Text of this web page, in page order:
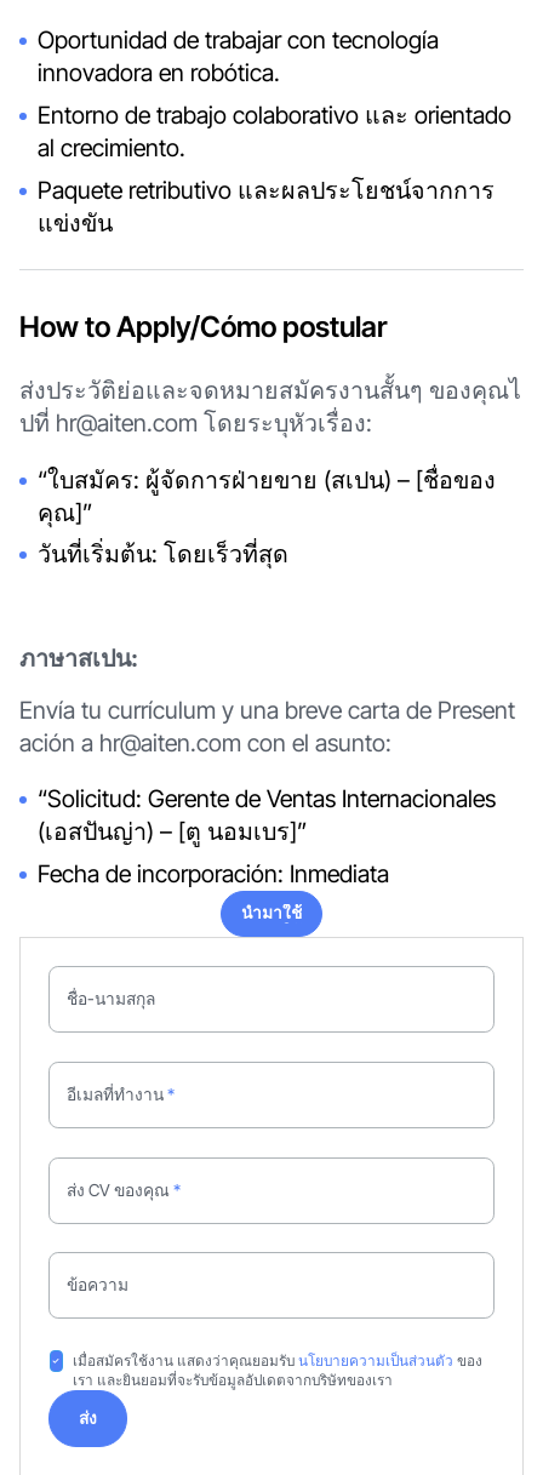
ชื่อ-นามสกุล
อีเมลที่ทำงาน*
ส่ง CV ของคุณ*
ข้อความ
เมื่อสมัครใช้งาน แสดงว่าคุณยอมรับ นโยบายความเป็นส่วนตัว ของ
เรา และยินยอมที่จะรับข้อมูลอัปเดตจากบริษัทของเรา
ส่ง
Oportunidad de trabajar con tecnología
innovadora en robótica.
Entorno de trabajo colaborativo และ orientado
al crecimiento.
Paquete retributivo และผลประโยชน์จากการ
แข่งขัน
How to Apply/Cómo postular
ส่งประวัติย่อและจดหมายสมัครงานสั้นๆ ของคุณไ
ปที่ hr@aiten.com โดยระบุหัวเรื่อง:
“ใบสมัคร: ผู้จัดการฝ่ายขาย (สเปน) – [ชื่อของ
คุณ]”
วันที่เริ่มต้น: โดยเร็วที่สุด
ภาษาสเปน:
Envía tu currículum y una breve carta de Present
ación a hr@aiten.com con el asunto:
“Solicitud: Gerente de Ventas Internacionales
(เอสปันญ่า) – [ตู นอมเบร]”
Fecha de incorporación: Inmediata
นำมาใช้